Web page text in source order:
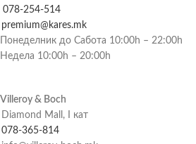
078-254-514
premium@kares.mk
Понеделник до Сабота 10:00h – 22:00h
Недела 10:00h – 20:00h
Villeroy & Boch
Diamond Mall, I кат
078-365-814